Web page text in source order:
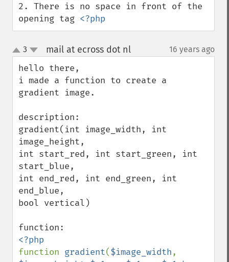
2. There is no space in front of the
opening tag <?php
up
down
3 mail at ecross dot nl¶ 16 years ago
hello there,
i made a function to create a
gradient image.
description:
gradient(int image_width, int
image_height,
int start_red, int start_green, int
start_blue,
int end_red, int end_green, int
end_blue,
bool vertical)
function gradient($image_width